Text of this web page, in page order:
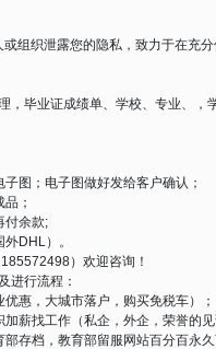
组织泄露您的隐私，致力于在充
，毕业证成绩单、学校、专业、，
图；电子图做好发给客户确认；
；
付余款;
DHL）。
）欢迎咨询！
进行流程：
惠，大城市落户，购买免税车）；
薪找工作（私企，外企，荣誉的见
存档，教育部留服网站百分百永久